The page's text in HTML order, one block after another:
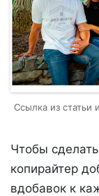
Ссылка из статьи
Чтобы
копирайтер
вдобавок к